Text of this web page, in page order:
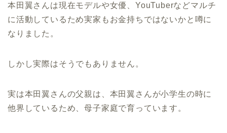
本田翼さんは現在モデルや女優、YouTuberなどマルチ
に活動しているため実家もお金持ちではないかと噂に
なりました。
しかし実際はそうでもありません。
実は本田翼さんの父親は、本田翼さんが小学生の時に
他界しているため、母子家庭で育っています。